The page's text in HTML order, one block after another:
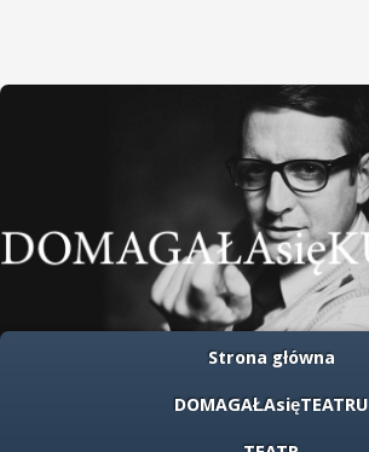
Strona główna
DOMAGAŁAsięTEATRU